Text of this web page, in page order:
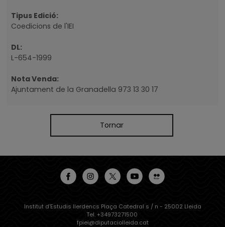
Tipus Edició:
Coedicions de l'IEI
DL:
L-654-1999
Nota Venda:
Ajuntament de la Granadella 973 13 30 17
Tornar
Institut d'Estudis Ilerdencs Plaça Catedral s / n - 25002 Lleida
Tel. +34973271500
fpiei@diputaciolleida.cat